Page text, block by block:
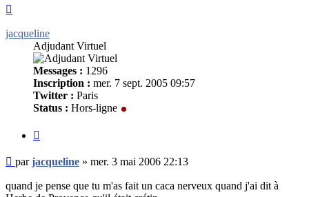
jacqueline
Adjudant Virtuel
Messages : 1296
Inscription : mer. 7 sept. 2005 09:57
Twitter : Paris
Status : Hors-ligne
Message
non
lu
parjacqueline » mer. 3 mai 2006 22:13
quand je pense que tu m'as fait un caca nerveux quand j'ai dit à